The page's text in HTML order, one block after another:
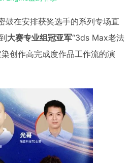
鼓在安排获奖选手的系列专场直
大赛专业组冠亚军“3ds Max老法
创作高完成度作品工作流的演